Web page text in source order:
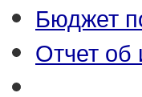
Бюджет
Отчет об